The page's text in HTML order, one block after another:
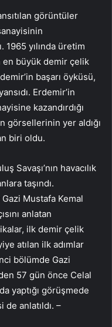
görüntüler
1965 yılında üretim
en büyük demir çelik
başarı öyküsü,
Erdemir’in
kazandırdığı
görsellerinin yer aldığı
biri oldu.
Savaşı’nın havacılık
taşındı.
Mustafa Kemal
anlatan
ilk demir çelik
atılan ilk adımlar
bölümde Gazi
57 gün önce Celal
yaptığı görüşmede
de anlatıldı. –